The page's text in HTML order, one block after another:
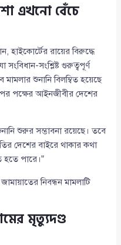
এখনো বেঁচে
হাইকোর্টের রায়ের বিরুদ্ধে
সংশ্লিষ্ট গুরুত্বপূর্ণ
শুনানি বিলম্বিত হয়েছে
পক্ষের আইনজীবীর দেশের
শুরুর সম্ভাবনা রয়েছে। তবে
দেশের বাইরে থাকার কথা
হতে পারে।”
নিবন্ধন মামলাটি
মৃত্যুদণ্ড